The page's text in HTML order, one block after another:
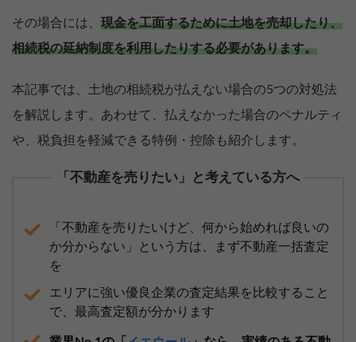
その場合には、 現金を工面するために土地を売却したり、
相続税の延納制度を利用したりする必要があります。
本記事では、土地の相続税が払えない場合の5つの対処法
を解説します。あわせて、払えなかった場合のペナルティ
や、税負担を軽減できる特例・控除も紹介します。
「不動産を売りたい」と考えている方へ
「不動産を売りたいけど、何から始めれば良いの
か分からない」という方は、まず不動産一括査定
を
エリアに強い優良企業の査定結果を比較すること
で、最高査定額が分かります